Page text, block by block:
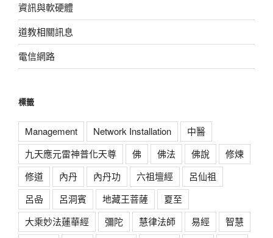
資訊與軟硬體
道教相關訊息
電信網路
標籤
Management Network Installation
中醫
九天應元雷神普化天尊
佛 佛法 佛說
修煉
修道
內丹 內丹功 六祖壇經
呂仙祖
呂喦
呂洞賓 地藏王菩薩
夏至
大乘妙法蓮華經
彌陀 慧律法師 易經
智慧